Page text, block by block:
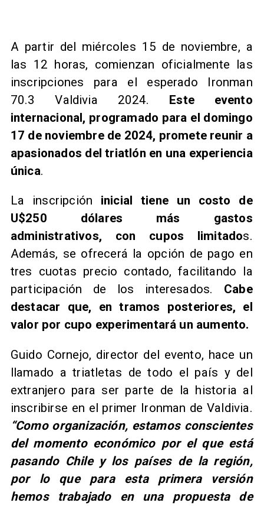
A partir del miércoles 15 de noviembre, a
las 12 horas, comienzan oficialmente las
inscripciones para el esperado Ironman
70.3 Valdivia 2024. Este evento
internacional, programado para el domingo
17 de noviembre de 2024, promete reunir a
apasionados del triatlón en una experiencia
única.
La inscripción inicial tiene un costo de
U$250 dólares más gastos
administrativos, con cupos limitados.
Además, se ofrecerá la opción de pago en
tres cuotas precio contado, facilitando la
participación de los interesados. Cabe
destacar que, en tramos posteriores, el
valor por cupo experimentará un aumento.
Guido Cornejo, director del evento, hace un
llamado a triatletas de todo el país y del
extranjero para ser parte de la historia al
inscribirse en el primer Ironman de Valdivia.
“Como organización, estamos conscientes
del momento económico por el que está
pasando Chile y los países de la región,
por lo que para esta primera versión
hemos trabajado en una propuesta de